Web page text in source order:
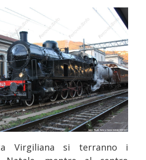
Virgiliana si terranno i